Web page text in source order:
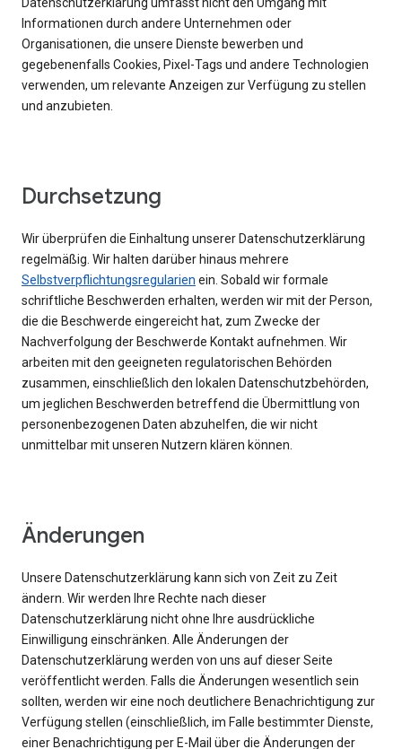
Datenschutzerklärung umfasst nicht den Umgang mit
Informationen durch andere Unternehmen oder
Organisationen, die unsere Dienste bewerben und
gegebenenfalls Cookies, Pixel-Tags und andere Technologien
verwenden, um relevante Anzeigen zur Verfügung zu stellen
und anzubieten.
Durchsetzung
Wir überprüfen die Einhaltung unserer Datenschutzerklärung
regelmäßig. Wir halten darüber hinaus mehrere
Selbstverpflichtungsregularien ein. Sobald wir formale
schriftliche Beschwerden erhalten, werden wir mit der Person,
die die Beschwerde eingereicht hat, zum Zwecke der
Nachverfolgung der Beschwerde Kontakt aufnehmen. Wir
arbeiten mit den geeigneten regulatorischen Behörden
zusammen, einschließlich den lokalen Datenschutzbehörden,
um jeglichen Beschwerden betreffend die Übermittlung von
personenbezogenen Daten abzuhelfen, die wir nicht
unmittelbar mit unseren Nutzern klären können.
Änderungen
Unsere Datenschutzerklärung kann sich von Zeit zu Zeit
ändern. Wir werden Ihre Rechte nach dieser
Datenschutzerklärung nicht ohne Ihre ausdrückliche
Einwilligung einschränken. Alle Änderungen der
Datenschutzerklärung werden von uns auf dieser Seite
veröffentlicht werden. Falls die Änderungen wesentlich sein
sollten, werden wir eine noch deutlichere Benachrichtigung zur
Verfügung stellen (einschließlich, im Falle bestimmter Dienste,
einer Benachrichtigung per E-Mail über die Änderungen der